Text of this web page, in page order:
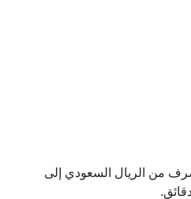
من الريال السعودي إلى